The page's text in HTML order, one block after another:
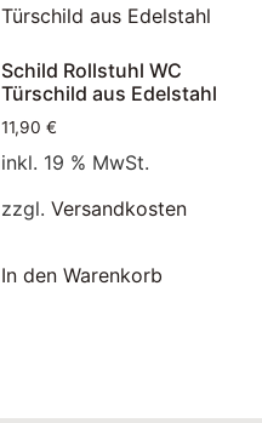
Schild Rollstuhl WC
Türschild aus Edelstahl
11,90 €
inkl. 19 % MwSt.
zzgl. Versandkosten
In den Warenkorb